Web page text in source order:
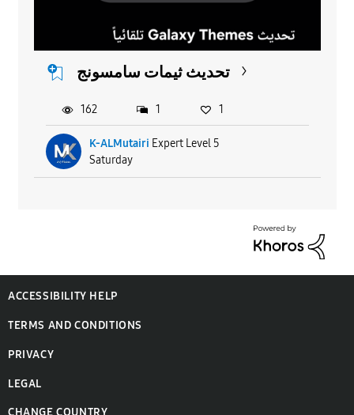
تحديث ثيمات سامسونج
K-ALMutairi Expert Level 5
Saturday
162 1 1
ACCESSIBILITY HELP
TERMS AND CONDITIONS
PRIVACY
LEGAL
CHANGE COUNTRY